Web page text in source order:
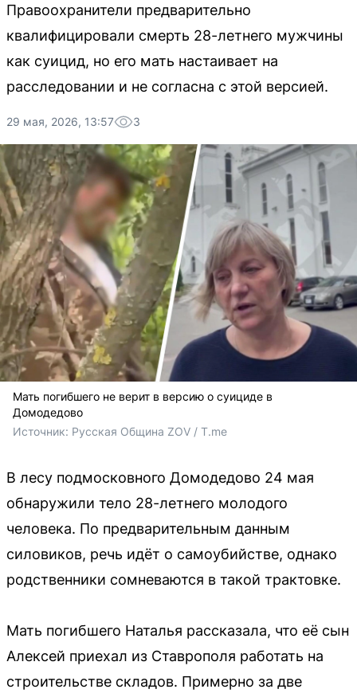
Правоохранители предварительно
квалифицировали смерть 28-летнего мужчины
как суицид, но его мать настаивает на
расследовании и не согласна с этой версией.
29 мая, 2026, 13:57 3
Мать погибшего не верит в версию о суициде в
Домодедово
Источник: Русская Община ZOV / T.me
В лесу подмосковного Домодедово 24 мая
обнаружили тело 28-летнего молодого
человека. По предварительным данным
силовиков, речь идёт о самоубийстве, однако
родственники сомневаются в такой трактовке.
Мать погибшего Наталья рассказала, что её сын
Алексей приехал из Ставрополя работать на
строительстве складов. Примерно за две